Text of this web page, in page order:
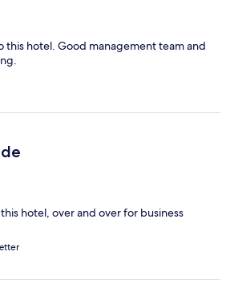
this hotel. Good management team and
hotel, over and over for business